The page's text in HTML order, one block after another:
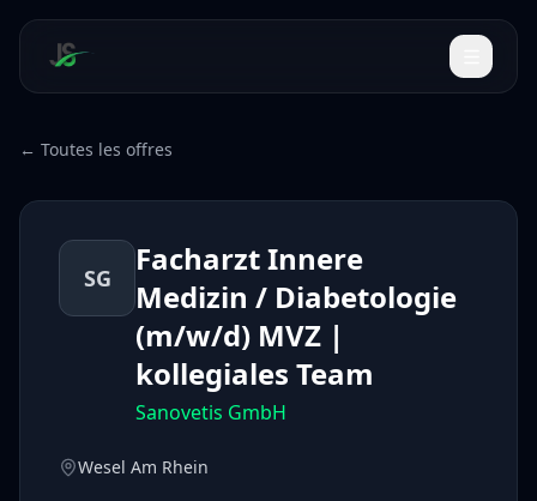
← Toutes les offres
SG
Facharzt Innere
Medizin / Diabetologie
(m/w/d) MVZ |
kollegiales Team
Sanovetis GmbH
Wesel Am Rhein